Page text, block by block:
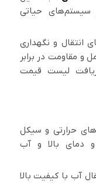
سیستم‌های حیاتی
انتقال و نگهداری
و مقاومت در برابر
لیست قیمت
حرارتی و سیکل
و دمای بالا و آب
آب با کیفیت بالا